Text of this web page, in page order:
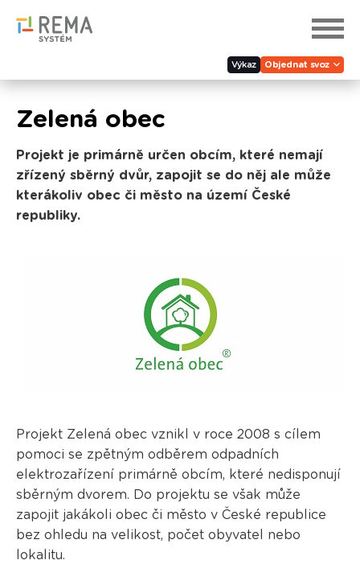
Výkaz Objednat svoz
Zelená obec
Projekt je primárně určen obcím, které nemají
zřízený sběrný dvůr, zapojit se do něj ale může
kterákoliv obec či město na území České
republiky.
Projekt Zelená obec vznikl v roce 2008 s cílem
pomoci se zpětným odběrem odpadních
elektrozařízení primárně obcím, které nedisponují
sběrným dvorem. Do projektu se však může
zapojit jakákoli obec či město v České republice
bez ohledu na velikost, počet obyvatel nebo
lokalitu.